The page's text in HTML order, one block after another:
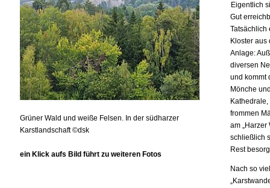
Grüner Wald und weiße Felsen. In der südharzer
Karstlandschaft ©dsk
ein Klick aufs Bild führt zu weiteren Fotos
Eigentlich
Gut
Tatsächlich
Kloster
Anlage:
diversen
und kommt
Mönche
frommen
am
schließlich
Rest
Nach so